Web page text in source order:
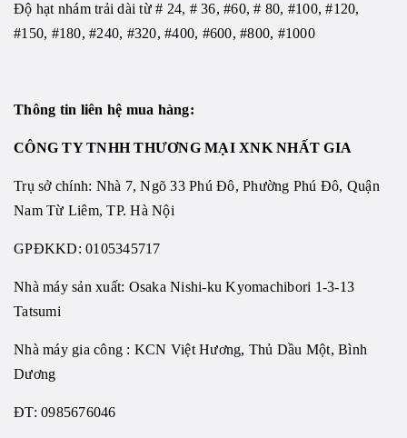
Độ hạt nhám trải dài từ # 24, # 36, #60, # 80, #100, #120,
#150, #180, #240, #320, #400, #600, #800, #1000
Thông tin liên hệ mua hàng:
CÔNG TY TNHH THƯƠNG MẠI XNK NHẤT GIA
Trụ sở chính: Nhà 7, Ngõ 33 Phú Đô, Phường Phú Đô, Quận
Nam Từ Liêm, TP. Hà Nội
GPĐKKD: 0105345717
Nhà máy sản xuất: Osaka Nishi-ku Kyomachibori 1-3-13
Tatsumi
Nhà máy gia công : KCN Việt Hương, Thủ Dầu Một, Bình
Dương
ĐT: 0985676046